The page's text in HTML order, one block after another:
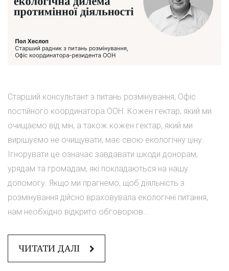
Старший консультант з питань розмінування, Офіс
постійного координатора ООН. Кожен гектар, який ми
очищаємо від мін, а також кожен гектар, який ми
вирішуємо не очищувати, має свою екологічну ціну.
Ігнорувати це означає завдавати шкоди донорам,
урядам та громадам, які покладаються на нашу
допомогу. Якщо ми прагнемо, щоб діяльність з
розмінування дійсно враховувала екологічні питання,
нам необхідно відкрито обговорюв...
ЧИТАТИ ДАЛІ